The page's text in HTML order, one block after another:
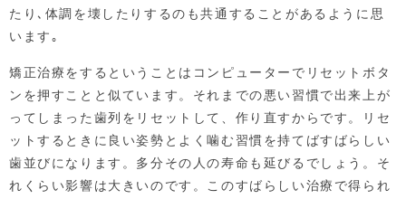
たり､体調を壊したりするのも共通することがあるように思
います｡
矯正治療をするということはコンピューターでリセットボタ
ンを押すことと似ています。それまでの悪い習慣で出来上が
ってしまった歯列をリセットして、作り直すからです。リセ
ットするときに良い姿勢とよく噛む習慣を持てばすばらしい
歯並びになります。多分その人の寿命も延びるでしょう。そ
れくらい影響は大きいのです。このすばらしい治療で得られ